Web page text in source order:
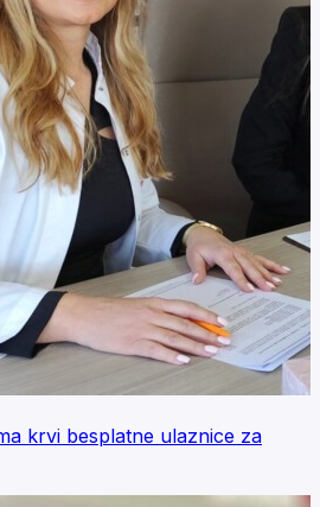
krvi besplatne ulaznice za